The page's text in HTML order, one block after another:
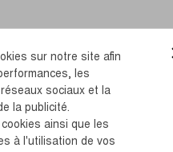
sur notre site afin
les
sociaux et la
la publicité.
ainsi que les
à l'utilisation de vos